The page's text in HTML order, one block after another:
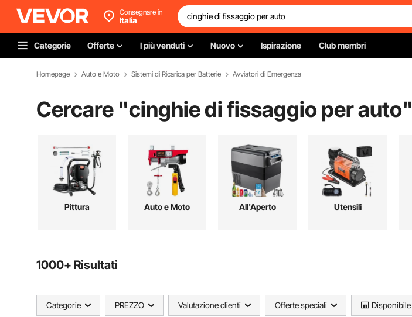
Consegnare in
Italia
Categorie Offerte I più venduti Nuovo Ispirazione Club membri
Homepage Auto e Moto Sistemi di Ricarica per Batterie Avviatori di Emergenza
Cercare "cinghie di fissaggio per auto"
Pittura Auto e Moto All'Aperto Utensili
1000+ Risultati
Categorie PREZZO Valutazione clienti Offerte speciali Disponibile